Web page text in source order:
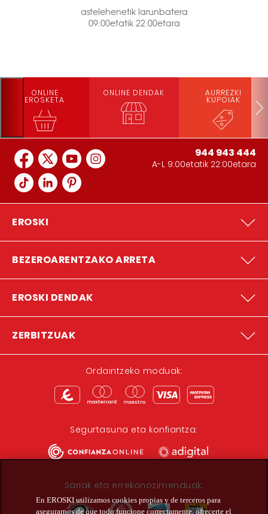
astelehenetik larunbatera
09:00etatik 22:00etara
ONLINE
EROSKETA
ONLINE DENDAK AURREZKI
KUPOIAK
944 943 444
A-L 9:00etatik 22:00etara
EROSKI
BEZEROARENTZAKO ARRETA
EROSKI DENDAK
ZERBITZUAK
Ordaintzeko moduak:
Segurtasuna eta konfiantza:
Sariak eta errekonozimenduak:
En EROSKI utilizamos cookies propias y de terceros para
asegurarnos de que todo funcione correctamente, ofrecerte el